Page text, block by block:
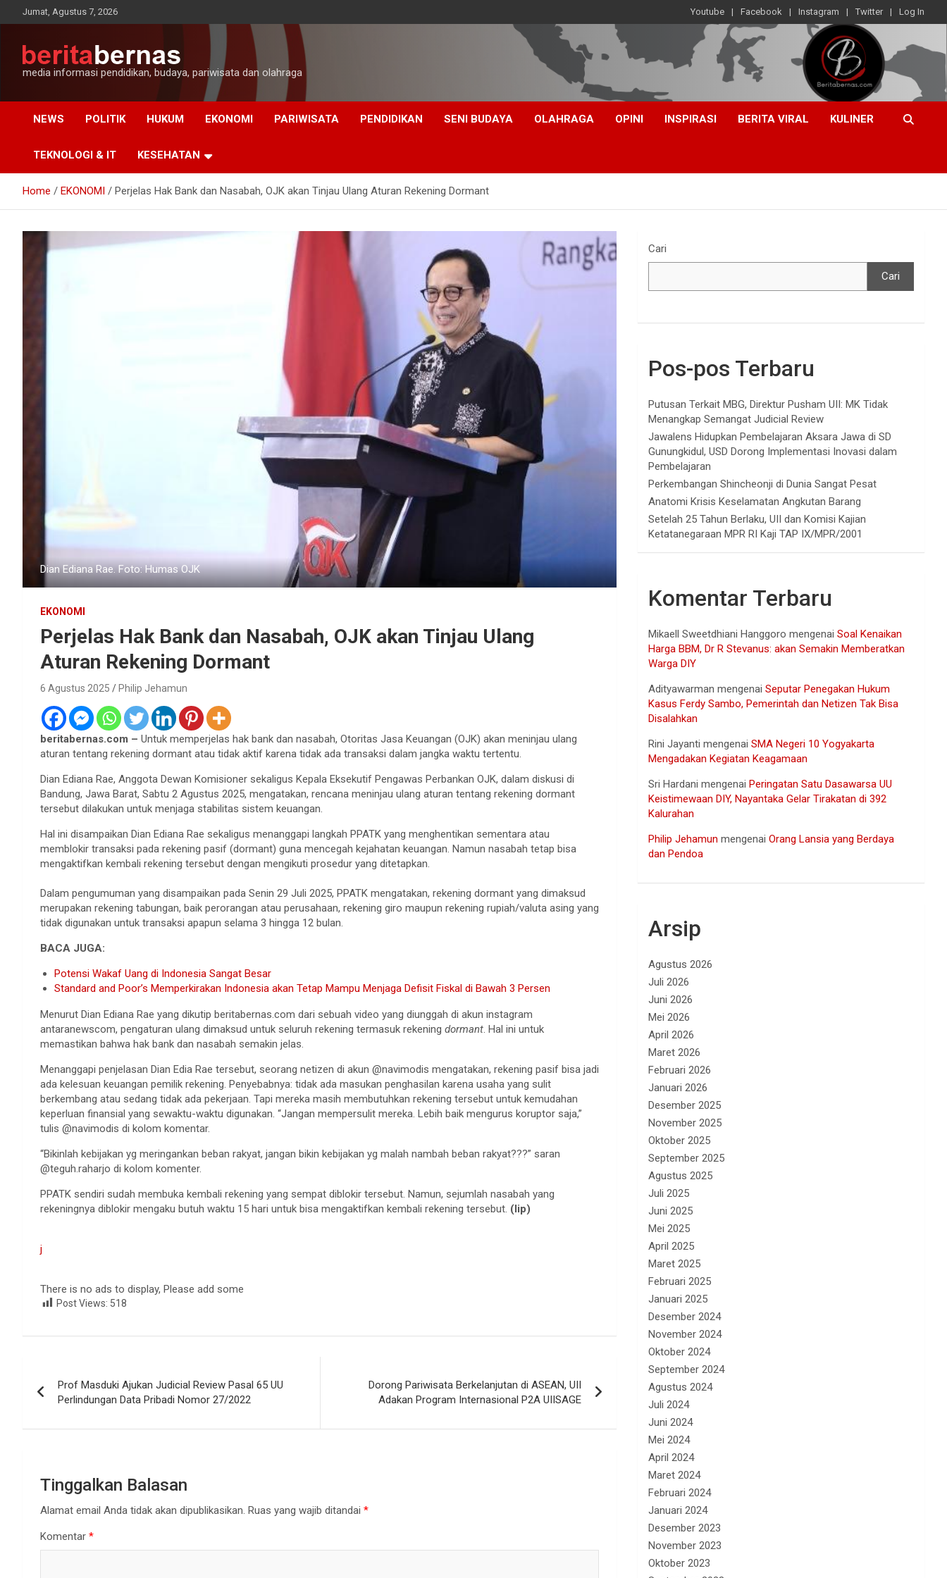
to
Jumat, Agustus 7, 2026 Youtube Facebook Instagram Twitter Log In
media informasi pendidikan, budaya, pariwisata dan olahraga
NEWS POLITIK HUKUM EKONOMI PARIWISATA PENDIDIKAN SENI BUDAYA OLAHRAGA OPINI INSPIRASI BERITA VIRAL KULINER
TEKNOLOGI & IT KESEHATAN
Home EKONOMI Perjelas Hak Bank dan Nasabah, OJK akan Tinjau Ulang Aturan Rekening Dormant
Dian Ediana Rae. Foto: Humas OJK
EKONOMI
Perjelas Hak Bank dan Nasabah, OJK akan Tinjau Ulang
Aturan Rekening Dormant
6 Agustus 2025 Philip Jehamun
beritabernas.com – Untuk memperjelas hak bank dan nasabah, Otoritas Jasa Keuangan (OJK) akan meninjau ulang
aturan tentang rekening dormant atau tidak aktif karena tidak ada transaksi dalam jangka waktu tertentu.
Dian Ediana Rae, Anggota Dewan Komisioner sekaligus Kepala Eksekutif Pengawas Perbankan OJK, dalam diskusi di
Bandung, Jawa Barat, Sabtu 2 Agustus 2025, mengatakan, rencana meninjau ulang aturan tentang rekening dormant
tersebut dilakukan untuk menjaga stabilitas sistem keuangan.
Hal ini disampaikan Dian Ediana Rae sekaligus menanggapi langkah PPATK yang menghentikan sementara atau
memblokir transaksi pada rekening pasif (dormant) guna mencegah kejahatan keuangan. Namun nasabah tetap bisa
mengaktifkan kembali rekening tersebut dengan mengikuti prosedur yang ditetapkan.
Dalam pengumuman yang disampaikan pada Senin 29 Juli 2025, PPATK mengatakan, rekening dormant yang dimaksud
merupakan rekening tabungan, baik perorangan atau perusahaan, rekening giro maupun rekening rupiah/valuta asing yang
tidak digunakan untuk transaksi apapun selama 3 hingga 12 bulan.
BACA JUGA:
Potensi Wakaf Uang di Indonesia Sangat Besar
Standard and Poor’s Memperkirakan Indonesia akan Tetap Mampu Menjaga Defisit Fiskal di Bawah 3 Persen
Menurut Dian Ediana Rae yang dikutip beritabernas.com dari sebuah video yang diunggah di akun instagram
antaranewscom, pengaturan ulang dimaksud untuk seluruh rekening termasuk rekening dormant. Hal ini untuk
memastikan bahwa hak bank dan nasabah semakin jelas.
Menanggapi penjelasan Dian Edia Rae tersebut, seorang netizen di akun @navimodis mengatakan, rekening pasif bisa jadi
ada kelesuan keuangan pemilik rekening. Penyebabnya: tidak ada masukan penghasilan karena usaha yang sulit
berkembang atau sedang tidak ada pekerjaan. Tapi mereka masih membutuhkan rekening tersebut untuk kemudahan
keperluan finansial yang sewaktu-waktu digunakan. “Jangan mempersulit mereka. Lebih baik mengurus koruptor saja,”
tulis @navimodis di kolom komentar.
“Bikinlah kebijakan yg meringankan beban rakyat, jangan bikin kebijakan yg malah nambah beban rakyat???” saran
@teguh.raharjo di kolom komenter.
PPATK sendiri sudah membuka kembali rekening yang sempat diblokir tersebut. Namun, sejumlah nasabah yang
rekeningnya diblokir mengaku butuh waktu 15 hari untuk bisa mengaktifkan kembali rekening tersebut. (lip)
j
There is no ads to display, Please add some
Post Views: 518
pos
Prof Masduki Ajukan Judicial Review Pasal 65 UU
Perlindungan Data Pribadi Nomor 27/2022
Dorong Pariwisata Berkelanjutan di ASEAN, UII
Adakan Program Internasional P2A UIISAGE
Tinggalkan Balasan
Alamat email Anda tidak akan dipublikasikan. Ruas yang wajib ditandai *
Komentar *
Cari
Cari
Pos-pos Terbaru
Putusan Terkait MBG, Direktur Pusham UII: MK Tidak
Menangkap Semangat Judicial Review
Jawalens Hidupkan Pembelajaran Aksara Jawa di SD
Gunungkidul, USD Dorong Implementasi Inovasi dalam
Pembelajaran
Perkembangan Shincheonji di Dunia Sangat Pesat
Anatomi Krisis Keselamatan Angkutan Barang
Setelah 25 Tahun Berlaku, UII dan Komisi Kajian
Ketatanegaraan MPR RI Kaji TAP IX/MPR/2001
Komentar Terbaru
Mikaell Sweetdhiani Hanggoro mengenaiSoal Kenaikan
Harga BBM, Dr R Stevanus: akan Semakin Memberatkan
Warga DIY
Adityawarman mengenaiSeputar Penegakan Hukum
Kasus Ferdy Sambo, Pemerintah dan Netizen Tak Bisa
Disalahkan
Rini Jayanti mengenaiSMA Negeri 10 Yogyakarta
Mengadakan Kegiatan Keagamaan
Sri Hardani mengenaiPeringatan Satu Dasawarsa UU
Keistimewaan DIY, Nayantaka Gelar Tirakatan di 392
Kalurahan
Philip Jehamun mengenaiOrang Lansia yang Berdaya
dan Pendoa
Arsip
Agustus 2026
Juli 2026
Juni 2026
Mei 2026
April 2026
Maret 2026
Februari 2026
Januari 2026
Desember 2025
November 2025
Oktober 2025
September 2025
Agustus 2025
Juli 2025
Juni 2025
Mei 2025
April 2025
Maret 2025
Februari 2025
Januari 2025
Desember 2024
November 2024
Oktober 2024
September 2024
Agustus 2024
Juli 2024
Juni 2024
Mei 2024
April 2024
Maret 2024
Februari 2024
Januari 2024
Desember 2023
November 2023
Oktober 2023